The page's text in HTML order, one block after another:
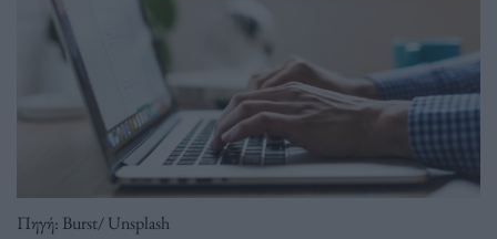
Πηγή: Burst/ Unsplash